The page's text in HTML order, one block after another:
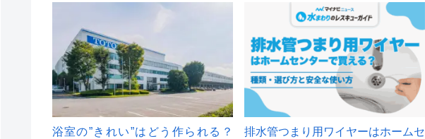
浴室の”きれい”はどう作られる？
排水管つまり用ワイヤーはホームセ